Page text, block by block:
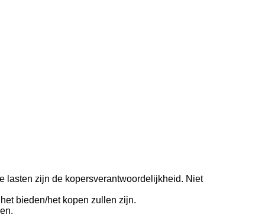
lasten zijn de kopersverantwoordelijkheid. Niet
bieden/het kopen zullen zijn.